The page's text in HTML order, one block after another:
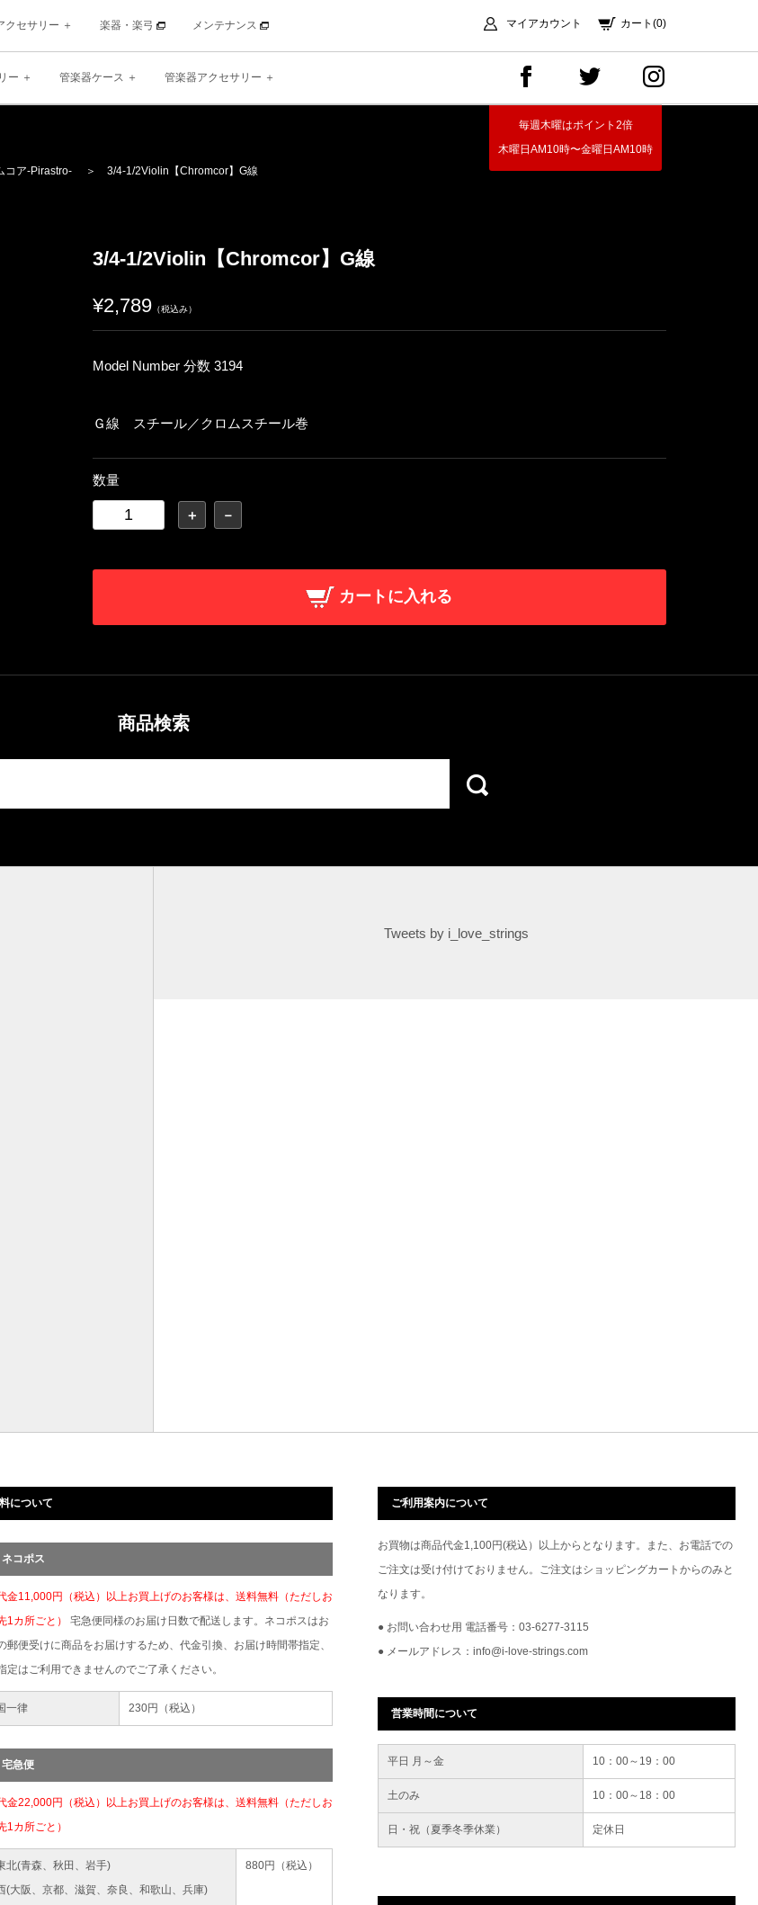
クセサリー 楽器・楽弓 メンテナンス マイアカウント カート(0)
ー 管楽器ケース 管楽器アクセサリー
毎週木曜はポイント2倍
木曜日AM10時〜金曜日AM10時
コア-Pirastro- ＞ 3/4-1/2Violin【Chromcor】G線
3/4-1/2Violin【Chromcor】G線
¥2,789（税込み）
Model Number 分数 3194
Ｇ線 スチール／クロムスチール巻
数量
＋ －
カートに入れる
商品検索
Tweets by i_love_strings
について
コポス
金11,000円（税込）以上お買上げのお客様は、送料無料（ただしお
1カ所ごと） 宅急便同様のお届け日数で配送します。ネコポスはお
郵便受けに商品をお届けするため、代金引換、お届け時間帯指定、
定はご利用できませんのでご了承ください。
一律 230円（税込）
急便
金22,000円（税込）以上お買上げのお客様は、送料無料（ただしお
1カ所ごと）
北(青森、秋田、岩手)
(大阪、京都、滋賀、奈良、和歌山、兵庫)
880円（税込）
ご利用案内について
お買物は商品代金1,100円(税込）以上からとなります。また、お電話での
ご注文は受け付けておりません。ご注文はショッピングカートからのみと
なります。
● お問い合わせ用 電話番号：03-6277-3115
● メールアドレス：info@i-love-strings.com
営業時間について
平日 月～金 10：00～19：00
土のみ 10：00～18：00
日・祝（夏季冬季休業） 定休日